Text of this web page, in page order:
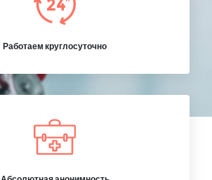
Работаем круглосуточно